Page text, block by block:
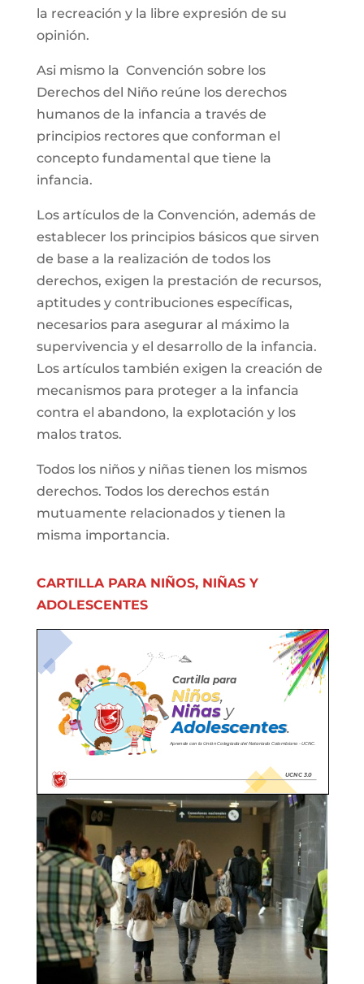
la recreación y la libre expresión de su
opinión.
Asi mismo la Convención sobre los
Derechos del Niño reúne los derechos
humanos de la infancia a través de
principios rectores que conforman el
concepto fundamental que tiene la
infancia.
Los artículos de la Convención, además de
establecer los principios básicos que sirven
de base a la realización de todos los
derechos, exigen la prestación de recursos,
aptitudes y contribuciones específicas,
necesarios para asegurar al máximo la
supervivencia y el desarrollo de la infancia.
Los artículos también exigen la creación de
mecanismos para proteger a la infancia
contra el abandono, la explotación y los
malos tratos.
Todos los niños y niñas tienen los mismos
derechos. Todos los derechos están
mutuamente relacionados y tienen la
misma importancia.
CARTILLA PARA NIÑOS, NIÑAS Y
ADOLESCENTES